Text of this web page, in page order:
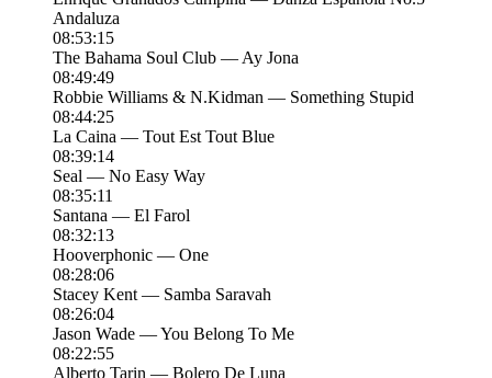
Andaluza
08:53:15
The Bahama Soul Club — Ay Jona
08:49:49
Robbie Williams & N.Kidman — Something Stupid
08:44:25
La Caina — Tout Est Tout Blue
08:39:14
Seal — No Easy Way
08:35:11
Santana — El Farol
08:32:13
Hooverphonic — One
08:28:06
Stacey Kent — Samba Saravah
08:26:04
Jason Wade — You Belong To Me
08:22:55
Alberto Tarin — Bolero De Luna